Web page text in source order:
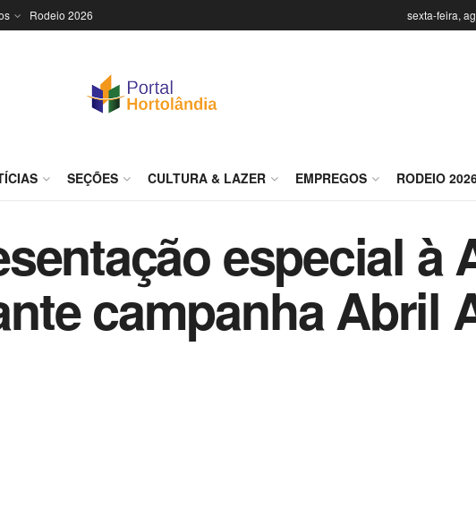
Rodeio 2026 sexta-feira,
SEÇÕES CULTURA & LAZER EMPREGOS RODEIO
especial à
campanha Abril